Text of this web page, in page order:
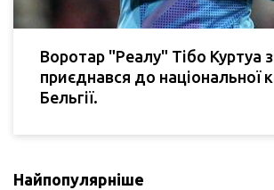
Воротар "Реалу" Тібо Куртуа
приєднався до національної
Бельгії.
Найпопулярніше